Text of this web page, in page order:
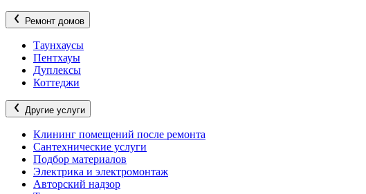
Ремонт домов
Таунхаусы
Пентхауы
Дуплексы
Коттеджи
Другие услуги
Клининг помещений после ремонта
Сантехнические услуги
Подбор материалов
Электрика и электромонтаж
Авторский надзор